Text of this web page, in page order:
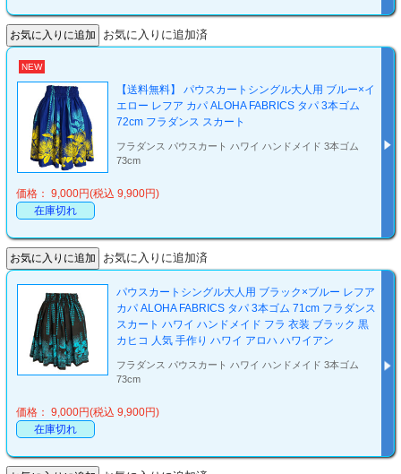
お気に入りに追加済
NEW
【送料無料】 パウスカートシングル大人用 ブルー×イ
エロー レフア カパ ALOHA FABRICS タパ 3本ゴム
72cm フラダンス スカート
フラダンス パウスカート ハワイ ハンドメイド 3本ゴム
73cm
価格： 9,000円(税込 9,900円)
在庫切れ
お気に入りに追加済
パウスカートシングル大人用 ブラック×ブルー レフア
カパ ALOHA FABRICS タパ 3本ゴム 71cm フラダンス
スカート ハワイ ハンドメイド フラ 衣装 ブラック 黒
カヒコ 人気 手作り ハワイ アロハ ハワイアン
フラダンス パウスカート ハワイ ハンドメイド 3本ゴム
73cm
価格： 9,000円(税込 9,900円)
在庫切れ